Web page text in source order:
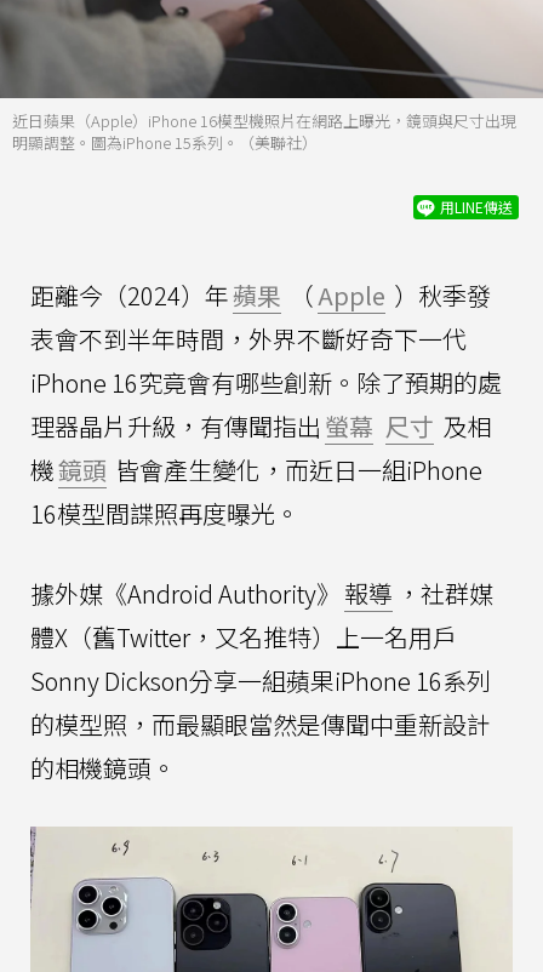
近日蘋果（Apple）iPhone 16模型機照片在網路上曝光，鏡頭與尺寸出現
明顯調整。圖為iPhone 15系列。（美聯社）
用LINE傳送
距離今（2024）年蘋果 （Apple ）秋季發
表會不到半年時間，外界不斷好奇下一代
iPhone 16究竟會有哪些創新。除了預期的處
理器晶片升級，有傳聞指出 螢幕 尺寸 及相
機鏡頭 皆會產生變化，而近日一組iPhone
16模型間諜照再度曝光。
據外媒《Android Authority》 報導 ，社群媒
體X（舊Twitter，又名推特）上一名用戶
Sonny Dickson分享一組蘋果iPhone 16系列
的模型照，而最顯眼當然是傳聞中重新設計
的相機鏡頭。